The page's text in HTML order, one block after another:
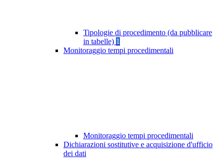
Tipologie di procedimento (da pubblicare
in tabelle) 1
Monitoraggio tempi procedimentali
Monitoraggio tempi procedimentali
Dichiarazioni sostitutive e acquisizione d'ufficio
dei dati